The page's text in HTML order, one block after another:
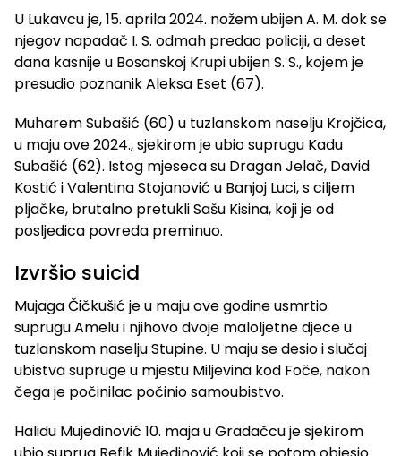
U Lukavcu je, 15. aprila 2024. nožem ubijen A. M. dok se
njegov napadač I. S. odmah predao policiji, a deset
dana kasnije u Bosanskoj Krupi ubijen S. S., kojem je
presudio poznanik Aleksa Eset (67).
Muharem Subašić (60) u tuzlanskom naselju Krojčica,
u maju ove 2024., sjekirom je ubio suprugu Kadu
Subašić (62). Istog mjeseca su Dragan Jelač, David
Kostić i Valentina Stojanović u Banjoj Luci, s ciljem
pljačke, brutalno pretukli Sašu Kisina, koji je od
posljedica povreda preminuo.
Izvršio suicid
Mujaga Čičkušić je u maju ove godine usmrtio
suprugu Amelu i njihovo dvoje maloljetne djece u
tuzlanskom naselju Stupine. U maju se desio i slučaj
ubistva supruge u mjestu Miljevina kod Foče, nakon
čega je počinilac počinio samoubistvo.
Halidu Mujedinović 10. maja u Gradačcu je sjekirom